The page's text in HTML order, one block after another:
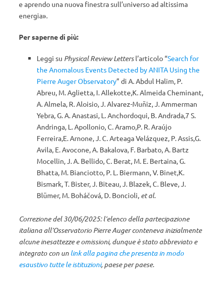
e aprendo una nuova finestra sull’universo ad altissima
energia».
Per saperne di più:
Leggi su Physical Review Lettersl’articolo “Search for
the Anomalous Events Detected by ANITA Using the
Pierre Auger Observatory” di A. Abdul Halim, P.
Abreu, M. Aglietta, I. Allekotte,K. Almeida Cheminant,
A. Almela, R. Aloisio, J. Alvarez-Muñiz, J. Ammerman
Yebra, G. A. Anastasi, L. Anchordoqui, B. Andrada,7 S.
Andringa, L. Apollonio, C. Aramo,P. R. Araújo
Ferreira,E. Arnone, J. C. Arteaga Velázquez, P. Assis,G.
Avila, E. Avocone, A. Bakalova, F. Barbato, A. Bartz
Mocellin, J. A. Bellido, C. Berat, M. E. Bertaina, G.
Bhatta, M. Bianciotto, P. L. Biermann, V. Binet,K.
Bismark, T. Bister, J. Biteau, J. Blazek, C. Bleve, J.
Blümer, M. Boháčová, D. Boncioli, et al.
Correzione del 30/06/2025: l’elenco della partecipazione
italiana all’Osservatorio Pierre Auger conteneva inizialmente
alcune inesattezze e omissioni, dunque è stato abbreviato e
integrato con un link alla pagina che presenta in modo
esaustivo tutte le istituzioni, paese per paese.